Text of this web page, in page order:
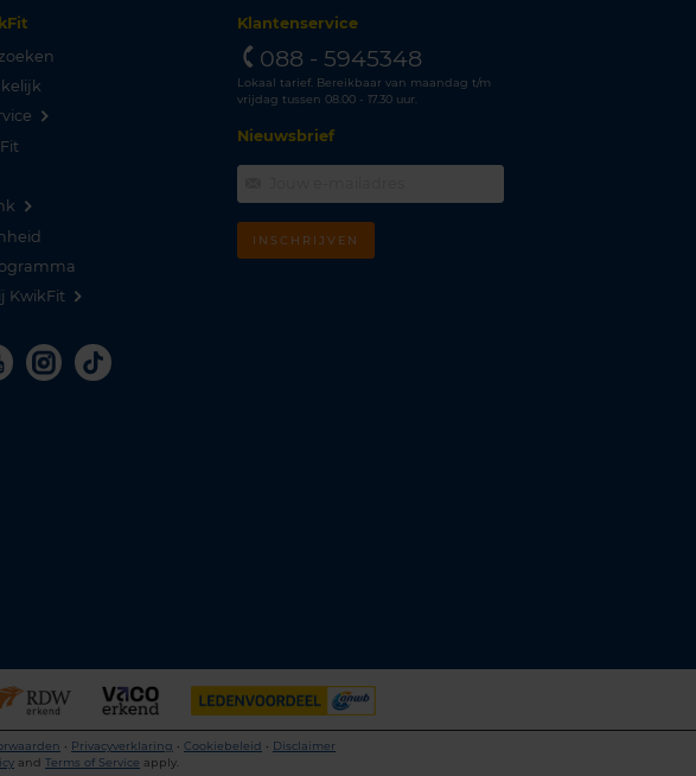
KwikFit
YoutubeInstagram
Tiktok
Klantenservice
088 - 5945348
Lokaal tarief. Bereikbaar van maandag t/m
vrijdag tussen 08.00 - 17.30 uur.
Nieuwsbrief
INSCHRIJVEN
• Privacyverklaring • Cookiebeleid • Disclaimer
and Terms of Service apply.